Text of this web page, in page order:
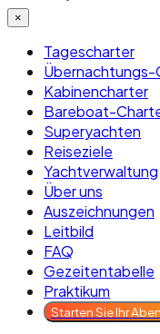
×
Tagescharter
Übernachtungs-
Kabinencharter
Bareboat-
Superyachten
Reiseziele
Yachtverwaltung
Über uns
Auszeichnungen
Leitbild
FAQ
Gezeitentabelle
Praktikum
Starten Sie Ihr